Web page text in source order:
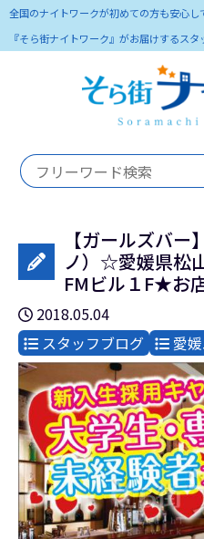
全国のナイトワークが初めての方も安心
『そら街ナイトワーク』がお届けするスタ
【ガールズバ
ノ）☆愛媛県松
FMビル１F★お
2018.05.04
スタッフブログ
愛